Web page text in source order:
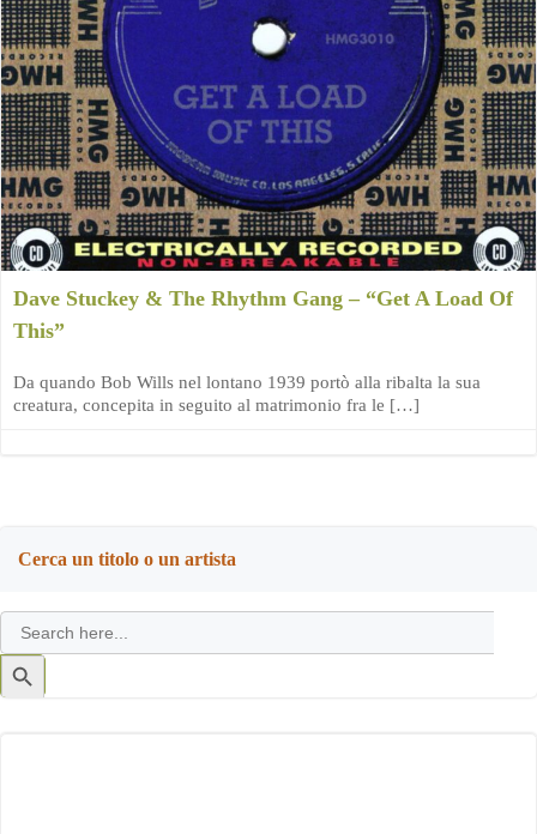
Dave Stuckey & The Rhythm Gang – “Get A Load Of
This”
Da quando Bob Wills nel lontano 1939 portò alla ribalta la sua
creatura, concepita in seguito al matrimonio fra le […]
Cerca un titolo o un artista
Search
for:
Search
Button